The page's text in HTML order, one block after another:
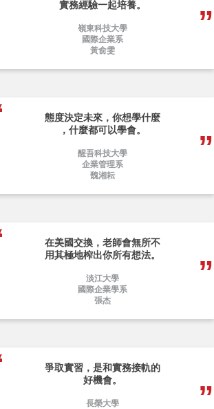
實務經驗一起培養。
嶺東科技大學
國際企業系
黃俞雯
態度決定未來，你想學什麼
，什麼都可以學會。
醒吾科技大學
企業管理系
魏湘耘
在美國交換，老師會無所不
用其極地榨出你所有想法。
淡江大學
國際企業學系
張杰
爭取實習，是和實務接軌的
好機會。
長榮大學